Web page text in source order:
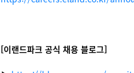
[이랜드파크 공식 채용 블로그]